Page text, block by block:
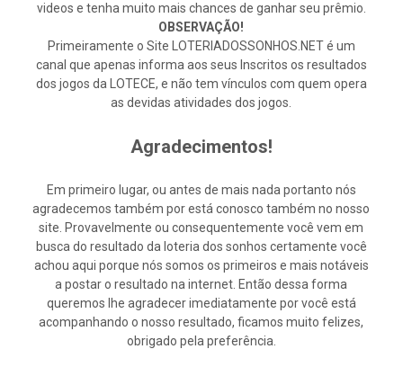
videos e tenha muito mais chances de ganhar seu prêmio.
OBSERVAÇÃO!
Primeiramente o Site LOTERIADOSSONHOS.NET é um
canal que apenas informa aos seus Inscritos os resultados
dos jogos da LOTECE, e não tem vínculos com quem opera
as devidas atividades dos jogos.
Agradecimentos!
Em primeiro lugar, ou antes de mais nada portanto nós
agradecemos também por está conosco também no nosso
site. Provavelmente ou consequentemente você vem em
busca do resultado da loteria dos sonhos certamente você
achou aqui porque nós somos os primeiros e mais notáveis
a postar o resultado na internet. Então dessa forma
queremos lhe agradecer imediatamente por você está
acompanhando o nosso resultado, ficamos muito felizes,
obrigado pela preferência.